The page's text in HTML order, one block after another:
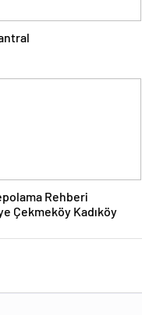
Rehberi
Çekmeköy Kadıköy